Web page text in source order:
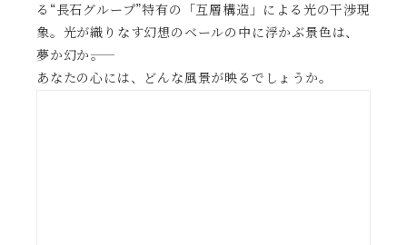
る“長石グループ”特有の「互層構造」による光の干渉現
象。光が織りなす幻想のベールの中に浮かぶ景色は、
夢か幻か――。
あなたの心には、どんな風景が映るでしょうか。